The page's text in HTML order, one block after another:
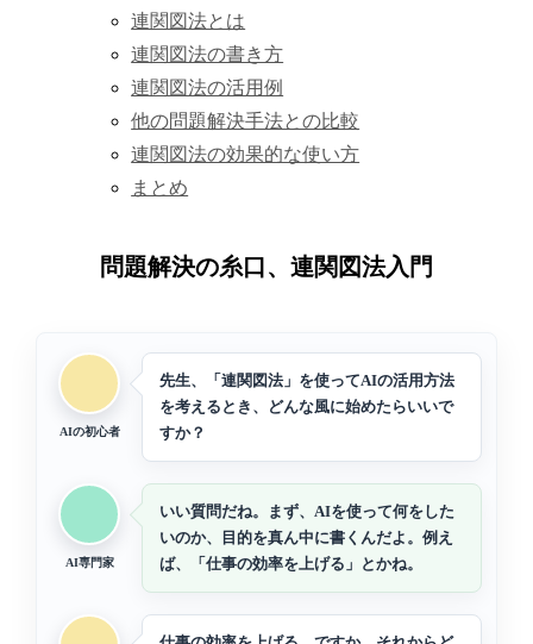
連関図法とは
連関図法の書き方
連関図法の活用例
他の問題解決手法との比較
連関図法の効果的な使い方
まとめ
問題解決の糸口、連関図法入門
AIの初心者
先生、「連関図法」を使ってAIの活用方法
を考えるとき、どんな風に始めたらいいで
すか？
AI専門家
いい質問だね。まず、AIを使って何をした
いのか、目的を真ん中に書くんだよ。例え
ば、「仕事の効率を上げる」とかね。